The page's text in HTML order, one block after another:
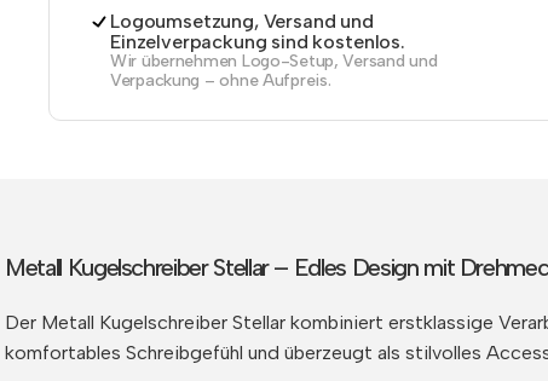
Logoumsetzung, Versand und
Einzelverpackung sind kostenlos.
Wir übernehmen Logo-Setup, Versand und
Verpackung – ohne Aufpreis.
Metall Kugelschreiber Stellar – Edles Design mit
Der Metall Kugelschreiber Stellar kombiniert erstklassige
komfortables Schreibgefühl und überzeugt als stilvolles